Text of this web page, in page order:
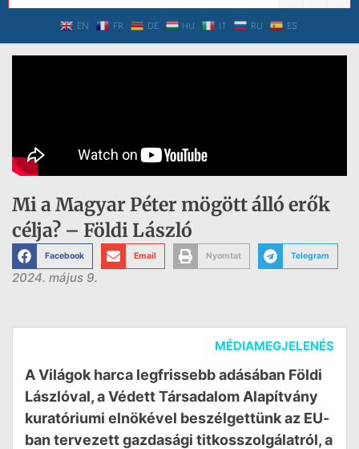
EN FR DE HU IT RU ES
Mi a Magyar Péter mögött álló erők
célja? – Földi László
Facebook Email Nyomtat Telegram
2024. május 9.
MÉDIAMEGJELENÉS
A Világok harca legfrissebb adásában Földi
Lászlóval, a Védett Társadalom Alapítvány
kuratóriumi elnökével beszélgettünk az EU-
ban tervezett gazdasági titkosszolgálatról, a